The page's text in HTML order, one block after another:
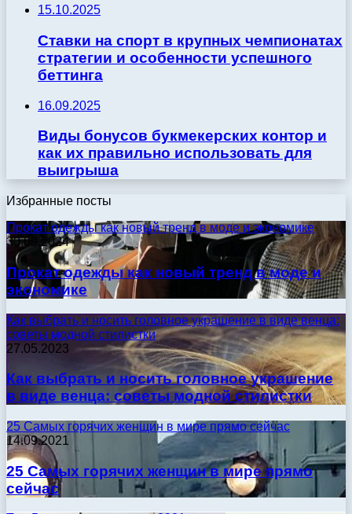
15.10.2025
Ставки на спорт в крупных чемпионатах
стратегии и особенности успешного
беттинга
16.09.2025
Виды бонусов букмекерских контор и
как их правильно использовать для
выигрыша
Избранные посты
Прокат одежды как новый тренд в моде и экономике
30.09.2024
Прокат одежды как новый тренд в моде и
экономике
Как выбрать и носить головное украшение в виде венца:
советы модной стилистки
27.05.2023
Как выбрать и носить головное украшение
в виде венца: советы модной стилистки
25 Самых горячих женщин в мире прямо сейчас
14.09.2021
25 Самых горячих женщин в мире прямо
сейчас